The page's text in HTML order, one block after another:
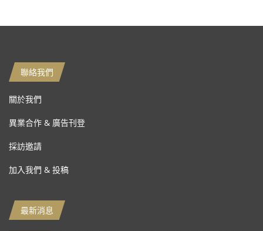
聯絡我們
關於我們
異業合作 & 廣告刊登
採訪邀請
加入我們 & 投稿
最新消息